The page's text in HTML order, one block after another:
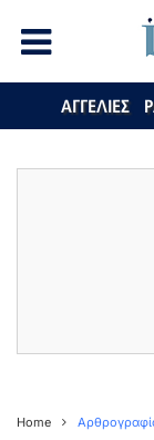
ΑΓΓΕΛΙΕΣ
Home